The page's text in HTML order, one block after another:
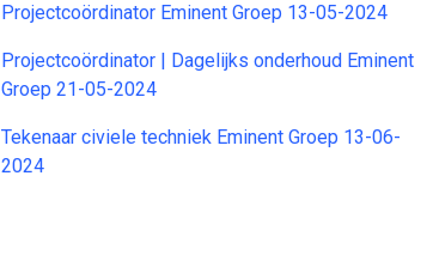
Projectcoördinator Eminent Groep 13-05-2024
Projectcoördinator | Dagelijks onderhoud Eminent
Groep 21-05-2024
Tekenaar civiele techniek Eminent Groep 13-06-
2024